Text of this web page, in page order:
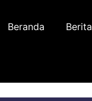
Beranda Berita